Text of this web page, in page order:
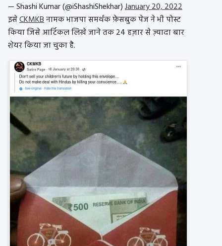
— Shashi Kumar (@iShashiShekhar)January 20, 2022
इसेCKMKBनामक भाजपा समर्थक फ़ेसबुक पेज ने भी पोस्ट
किया जिसे आर्टिकल लिखे जाने तक 24 हज़ार से ज़्यादा बार
शेयर किया जा चुका है.